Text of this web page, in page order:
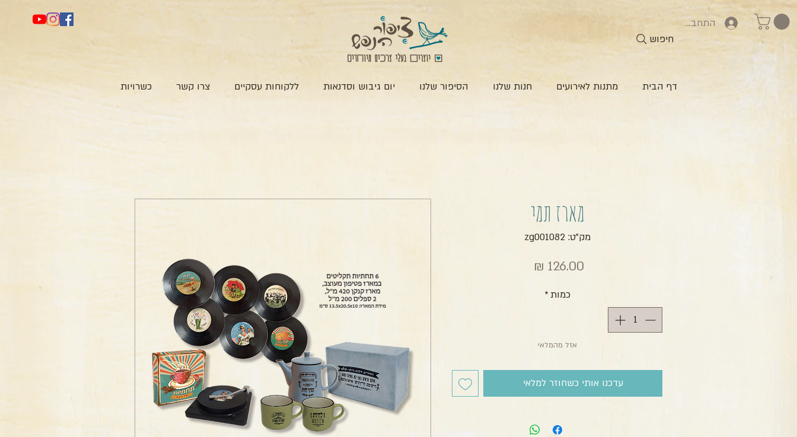
התחברות
חיפוש
דף הבית מתנות לאירועים חנות שלנו הסיפור שלנו יום גיבוש וסדנאות ללקוחות עסקיים צרו קשר כשרויות
מארז תמי
מק"ט: zg001082
כמות *
אזל מהמלאי
עדכנו אותי כשחוזר למלאי